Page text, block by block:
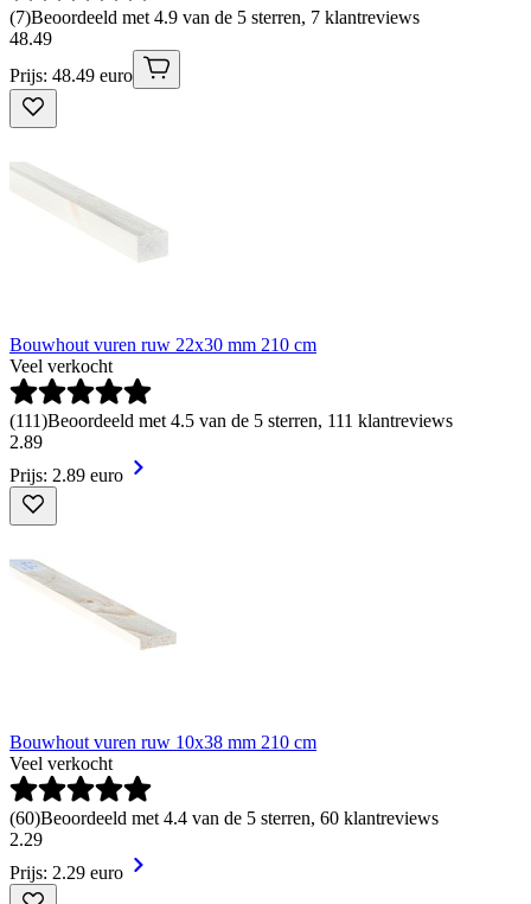
(7)Beoordeeld met 4.9 van de 5 sterren, 7 klantreviews
48.49
Prijs: 48.49 euro
Bouwhout vuren ruw 22x30 mm 210 cm
Veel verkocht
(111)Beoordeeld met 4.5 van de 5 sterren, 111 klantreviews
2.89
Prijs: 2.89 euro
Bouwhout vuren ruw 10x38 mm 210 cm
Veel verkocht
(60)Beoordeeld met 4.4 van de 5 sterren, 60 klantreviews
2.29
Prijs: 2.29 euro